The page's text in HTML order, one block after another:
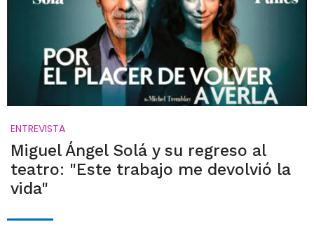
ENTREVISTA
Miguel Ángel Solá y su regreso al
teatro: "Este trabajo me devolvió la
vida"